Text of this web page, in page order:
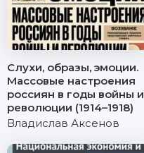
Слухи, образы, эмоции.
Массовые настроения
россиян в годы войны и
революции (1914–1918)
Владислав Аксенов